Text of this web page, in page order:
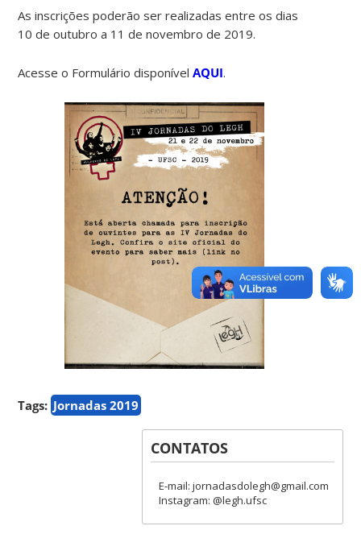
As inscrições poderão ser realizadas entre os dias
10 de outubro a 11 de novembro de 2019.
Acesse o Formulário disponívelAQUI.
Tags: Jornadas 2019
CONTATOS
E-mail: jornadasdolegh@gmail.com
Instagram: @legh.ufsc